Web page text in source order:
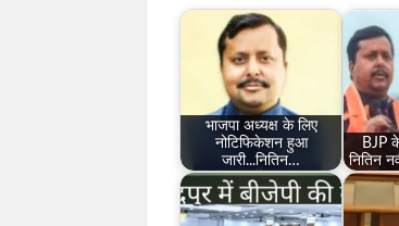
भाजपा अध्यक्ष के लिए
नोटिफिकेशन हुआ
जारी...नितिन…
BJP
नितिन